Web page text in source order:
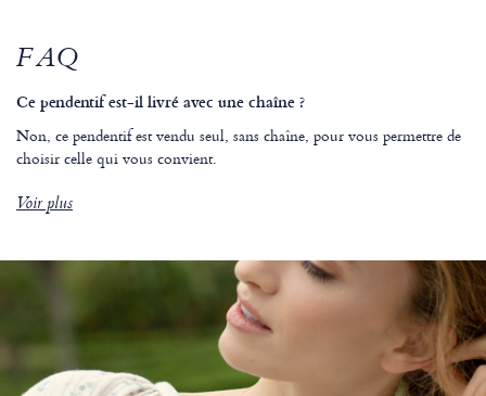
FAQ
Ce pendentif est-il livré avec une chaîne ?
Non, ce pendentif est vendu seul, sans chaîne, pour vous permettre de
choisir celle qui vous convient.
Voir plus